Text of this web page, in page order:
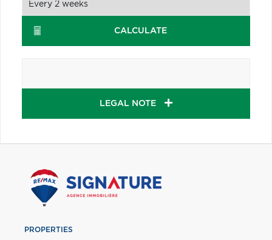
CALCULATE
LEGAL NOTE
PROPERTIES